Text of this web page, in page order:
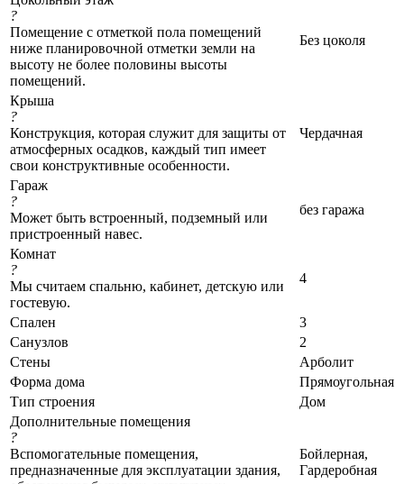
?
Помещение с отметкой пола помещений
ниже планировочной отметки земли на
высоту не более половины высоты
помещений.
Без цоколя
Крыша
?
Конструкция, которая служит для защиты от
атмосферных осадков, каждый тип имеет
свои конструктивные особенности.
Чердачная
Гараж
?
Может быть встроенный, подземный или
пристроенный навес.
без гаража
Комнат
?
Мы считаем спальню, кабинет, детскую или
гостевую.
4
Спален
3
Санузлов
2
Стены
Арболит
Форма дома
Прямоугольная
Тип строения
Дом
Дополнительные помещения
?
Вспомогательные помещения,
предназначенные для эксплуатации здания,
Бойлерная,
Гардеробная